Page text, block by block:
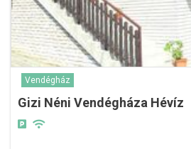
Vendégház
Gizi Néni Vendégháza Hévíz